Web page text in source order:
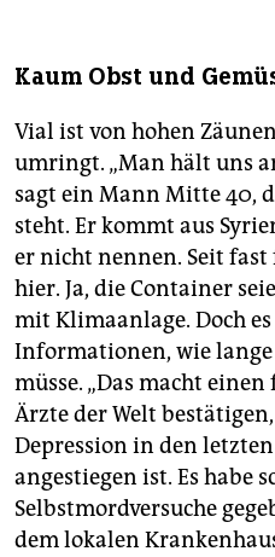
Kaum Obst und
Vial ist von hohen
umringt. „Man hält uns
sagt ein Mann Mitte 40,
steht. Er kommt aus
er nicht nennen. Seit
hier. Ja, die Container
mit Klimaanlage. Doch
Informationen, wie
müsse. „Das macht
Ärzte der Welt
Depression in den
angestiegen ist. Es habe
Selbstmordversuche
dem lokalen